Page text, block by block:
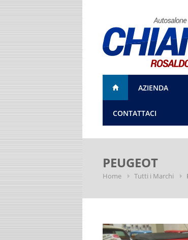
AZIENDA
CONTATTACI
PEUGEOT
Home Tutti i Marchi